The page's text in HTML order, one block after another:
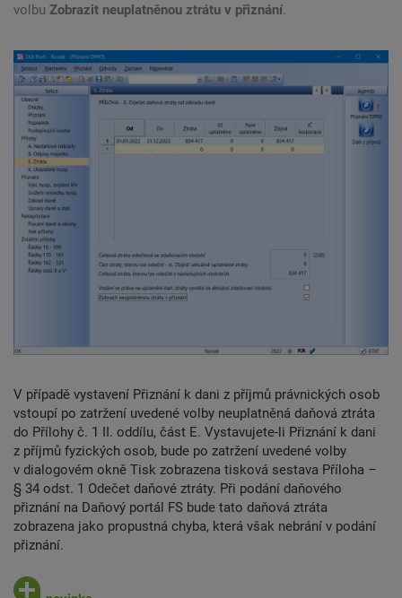
volbu Zobrazit neuplatněnou ztrátu v přiznání.
V případě vystavení Přiznání k dani z příjmů právnických osob
vstoupí po zatržení uvedené volby neuplatněná daňová ztráta
do Přílohy č. 1 II. oddílu, část E. Vystavujete-li Přiznání k dani
z příjmů fyzických osob, bude po zatržení uvedené volby
v dialogovém okně Tisk zobrazena tisková sestava Příloha –
§ 34 odst. 1 Odečet daňové ztráty. Při podání daňového
přiznání na Daňový portál FS bude tato daňová ztráta
zobrazena jako propustná chyba, která však nebrání v podání
přiznání.